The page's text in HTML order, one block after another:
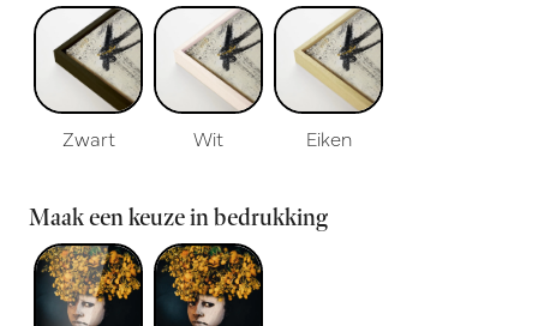
Zwart Wit Eiken
Maak een keuze in bedrukking